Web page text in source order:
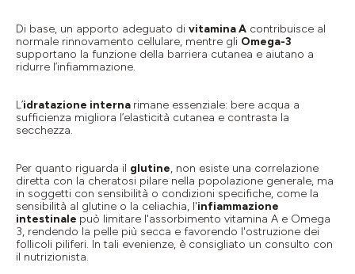
Di base, un apporto adeguato di vitamina A contribuisce al
normale rinnovamento cellulare, mentre gli Omega-3
supportano la funzione della barriera cutanea e aiutano a
ridurre l’infiammazione.
L’idratazione interna rimane essenziale: bere acqua a
sufficienza migliora l’elasticità cutanea e contrasta la
secchezza.
Per quanto riguarda il glutine, non esiste una correlazione
diretta con la cheratosi pilare nella popolazione generale, ma
in soggetti con sensibilità o condizioni specifiche, come la
sensibilità al glutine o la celiachia, l'infiammazione
intestinale può limitare l'assorbimento vitamina A e Omega
3, rendendo la pelle più secca e favorendo l'ostruzione dei
follicoli piliferi. In tali evenienze, è consigliato un consulto con
il nutrizionista.